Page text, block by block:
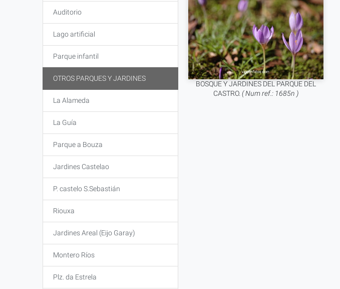
BOSQUE Y JARDINES DEL PARQUE DEL
CASTRO.( Num ref.: 1685n )
Auditorio
Lago artificial
Parque infantil
OTROS PARQUES Y JARDINES
La Alameda
La Guía
Parque a Bouza
Jardines Castelao
P. castelo S.Sebastián
Riouxa
Jardines Areal (Eijo Garay)
Montero Ríos
Plz. da Estrela